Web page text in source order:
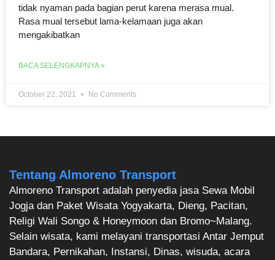
tidak nyaman pada bagian perut karena merasa mual.
Rasa mual tersebut lama-kelamaan juga akan
mengakibatkan
BACA SELENGKAPNYA »
October 22, 2021 No Comments
Tentang Almoreno Transport
Almoreno Transport adalah penyedia jasa Sewa Mobil
Jogja dan Paket Wisata Yogyakarta, Dieng, Pacitan,
Religi Wali Songo & Honeymoon dan Bromo~Malang.
Selain wisata, kami melayani transportasi Antar Jemput
Bandara, Pernikahan, Instansi, Dinas, wisuda, acara